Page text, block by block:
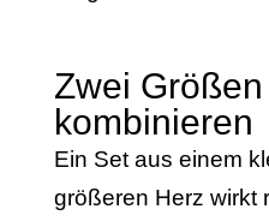
Zwei Größen
kombinieren
Ein Set aus einem
größeren Herz wirkt